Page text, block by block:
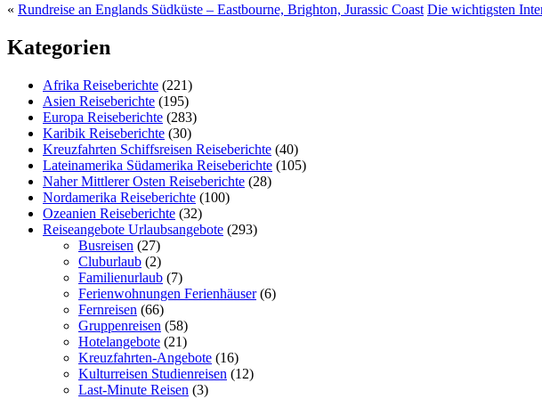
« Rundreise an Englands Südküste – Eastbourne, Brighton, Jurassic Coast Die wichtigsten
Kategorien
Afrika Reiseberichte (221)
Asien Reiseberichte (195)
Europa Reiseberichte (283)
Karibik Reiseberichte (30)
Kreuzfahrten Schiffsreisen Reiseberichte (40)
Lateinamerika Südamerika Reiseberichte (105)
Naher Mittlerer Osten Reiseberichte (28)
Nordamerika Reiseberichte (100)
Ozeanien Reiseberichte (32)
Reiseangebote Urlaubsangebote (293)
Busreisen (27)
Cluburlaub (2)
Familienurlaub (7)
Ferienwohnungen Ferienhäuser(6)
Fernreisen (66)
Gruppenreisen (58)
Hotelangebote (21)
Kreuzfahrten-Angebote (16)
Kulturreisen Studienreisen (12)
Last-Minute Reisen (3)